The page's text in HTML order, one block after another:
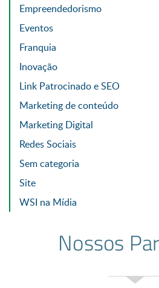
Empreendedorismo
Eventos
Franquia
Inovação
Link Patrocinado e SEO
Marketing de conteúdo
Marketing Digital
Redes Sociais
Sem categoria
Site
WSI na Mídia
Nossos